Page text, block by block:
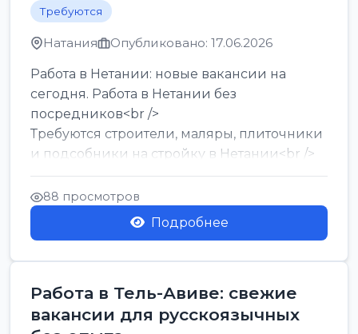
Требуются
Натания Опубликовано: 17.06.2026
Работа в Нетании: новые вакансии на
сегодня. Работа в Нетании без
посредников<br />
Требуются строители, маляры, плиточники
и подсобники на стройку в Нетании<br />
Срочно требуются горничные, уборщи...
88 просмотров
Подробнее
Работа в Тель-Авиве: свежие
вакансии для русскоязычных